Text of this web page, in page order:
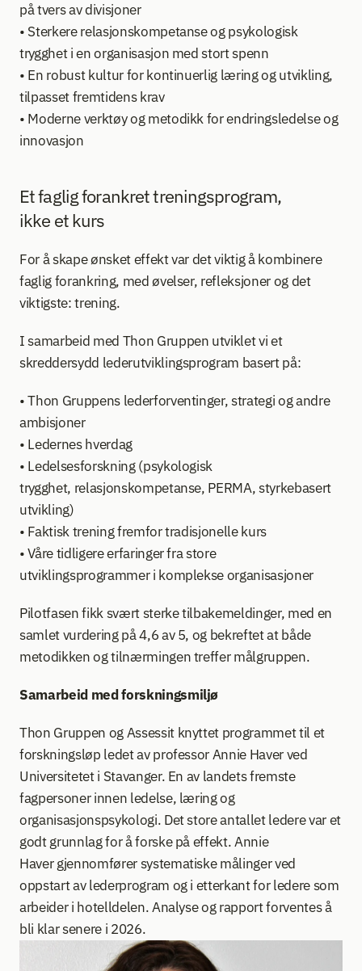
på tvers av divisjoner
• Sterkere relasjonskompetanse og psykologisk
trygghet i en organisasjon med stort spenn
• En robust kultur for kontinuerlig læring og utvikling,
tilpasset fremtidens krav
• Moderne verktøy og metodikk for endringsledelse og
innovasjon
Et faglig forankret treningsprogram,
ikke et kurs
For å skape ønsket effekt var det viktig å kombinere
faglig forankring, med øvelser, refleksjoner og det
viktigste: trening.
I samarbeid med Thon Gruppen utviklet vi et
skreddersydd lederutviklingsprogram basert på:
• Thon Gruppens lederforventinger, strategi og andre
ambisjoner
• Ledernes hverdag
• Ledelsesforskning (psykologisk
trygghet, relasjonskompetanse, PERMA, styrkebasert
utvikling)
• Faktisk trening fremfor tradisjonelle kurs
• Våre tidligere erfaringer fra store
utviklingsprogrammer i komplekse organisasjoner
Pilotfasen fikk svært sterke tilbakemeldinger, med en
samlet vurdering på 4,6 av 5, og bekreftet at både
metodikken og tilnærmingen treffer målgruppen.
Samarbeid med forskningsmiljø
Thon Gruppen og Assessit knyttet programmet til et
forskningsløp ledet av professor Annie Haver ved
Universitetet i Stavanger. En av landets fremste
fagpersoner innen ledelse, læring og
organisasjonspsykologi. Det store antallet ledere var et
godt grunnlag for å forske på effekt. Annie
Haver gjennomfører systematiske målinger ved
oppstart av lederprogram og i etterkant for ledere som
arbeider i hotelldelen. Analyse og rapport forventes å
bli klar senere i 2026.